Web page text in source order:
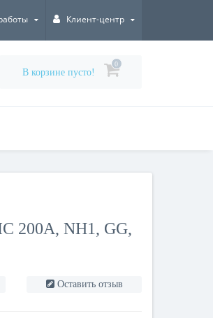
Клиент-центр
В корзине пусто!
0
200A, NH1, GG,
Оставить отзыв